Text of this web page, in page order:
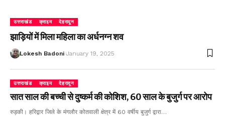
उत्तराखंड क्राइम देहरादून
झाड़ियों में मिला महिला का अर्धनग्न शव
Lokesh Badoni January 19, 2025
उत्तराखंड क्राइम देहरादून
सात साल की बच्ची से दुष्कर्म की कोशिश, 60 साल के बुजुर्ग पर आरोप
रुड़की। हरिद्वार जिले के मंगलौर कोतवाली क्षेत्र में 60 वर्षीय बुजुर्ग द्वारा…